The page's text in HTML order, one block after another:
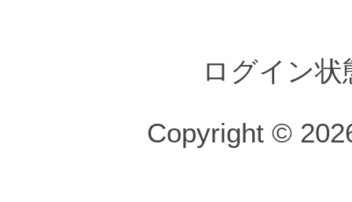
ログイン
Copyright ©